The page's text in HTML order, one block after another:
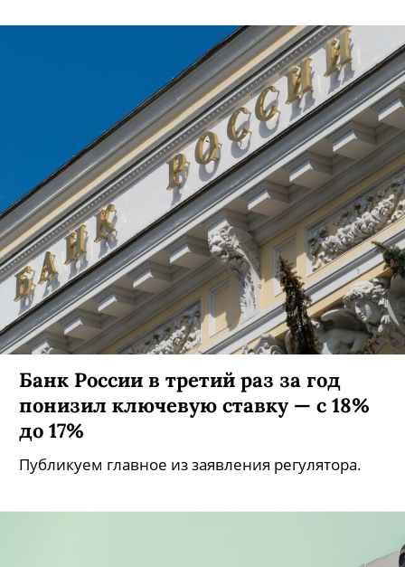
Банк России в третий раз за год
понизил ключевую ставку — с 18%
до 17%
Публикуем главное из заявления регулятора.